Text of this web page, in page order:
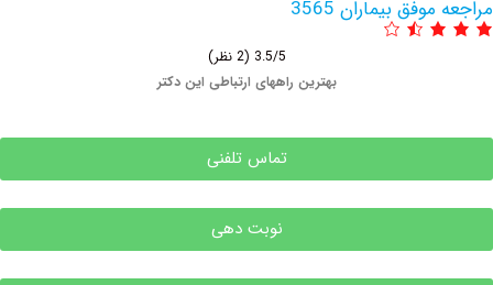
بیماران 3565
بهترین راههای ارتباطی این دکتر
تماس تلفنی
نوبت دهی